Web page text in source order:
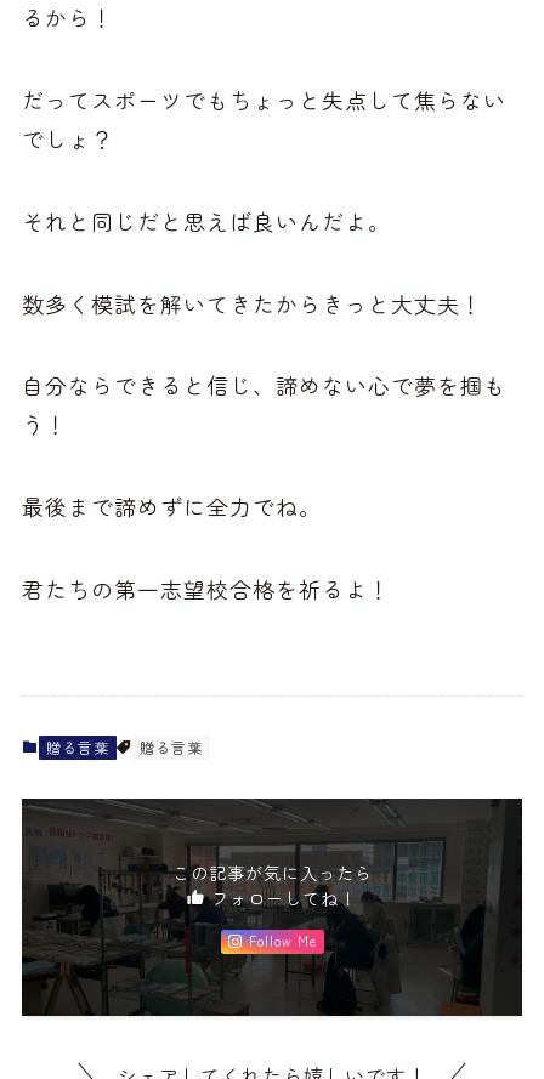
るから！
だってスポーツでもちょっと失点して焦らない
でしょ？
それと同じだと思えば良いんだよ。
数多く模試を解いてきたからきっと大丈夫！
自分ならできると信じ、諦めない心で夢を掴も
う！
最後まで諦めずに全力でね。
君たちの第一志望校合格を祈るよ！
贈る言葉 贈る言葉
この記事が気に入ったら
フォローしてね！
Follow Me